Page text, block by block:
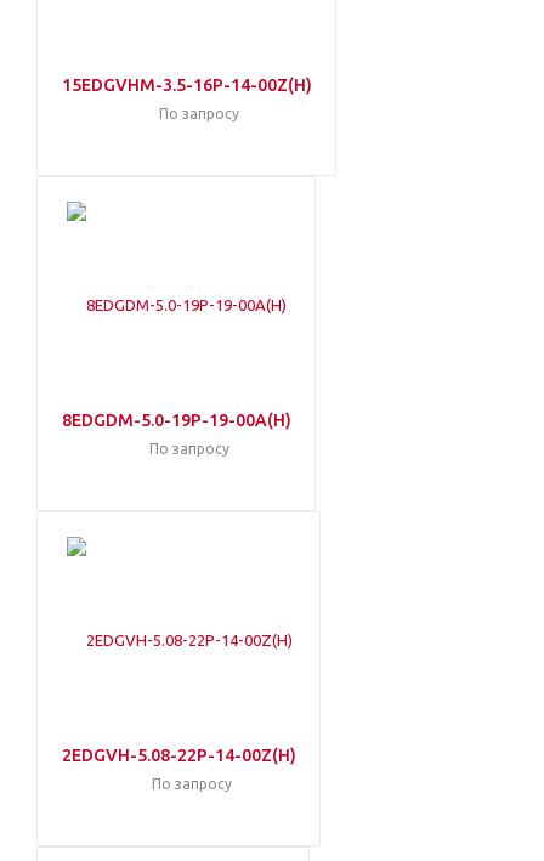
15EDGVHM-3.5-16P-14-00Z(H)
По запросу
8EDGDM-5.0-19P-19-00A(H)
По запросу
2EDGVH-5.08-22P-14-00Z(H)
По запросу